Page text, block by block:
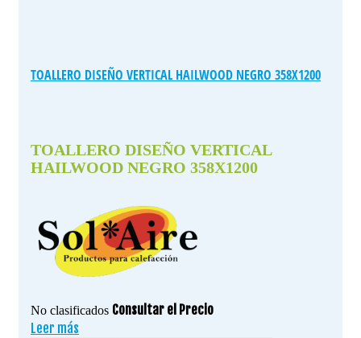
TOALLERO DISEÑO VERTICAL HAILWOOD NEGRO 358X1200
TOALLERO DISEÑO VERTICAL
HAILWOOD NEGRO 358X1200
No clasificados Consultar el Precio
Leer más